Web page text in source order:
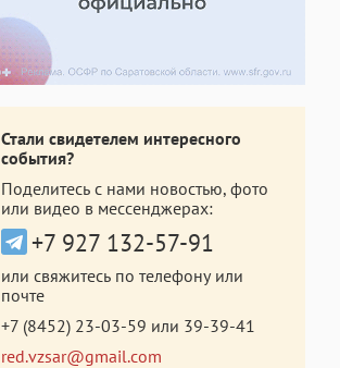
Стали свидетелем интересного
события?
Поделитесь с нами новостью, фото
или видео в мессенджерах:
+7 927 132-57-91
или свяжитесь по телефону или
почте
+7 (8452) 23-03-59 или 39-39-41
red.vzsar@gmail.com